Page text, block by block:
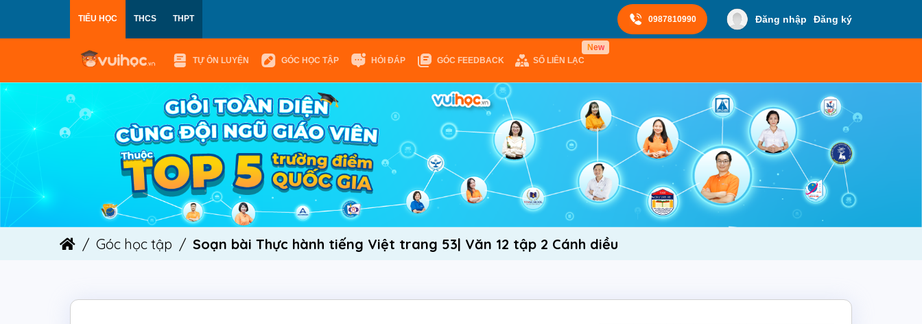
TIỂU HỌC THCS THPT 0987810990 Đăng nhập Đăng ký
TỰ ÔN LUYỆN GÓC HỌC TẬP HỎI ĐÁP GÓC FEEDBACK SỔ LIÊN LẠC
New
Góc học tập Soạn bài Thực hành tiếng Việt trang 53| Văn 12 tập 2 Cánh diều